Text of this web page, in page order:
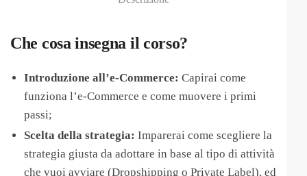
Che cosa insegna il corso?
Introduzione all’e-Commerce: Capirai come
funziona l’e-Commerce e come muovere i primi
passi;
Scelta della strategia: Imparerai come scegliere la
strategia giusta da adottare in base al tipo di attività
che vuoi avviare (Dropshipping o Private Label), ed